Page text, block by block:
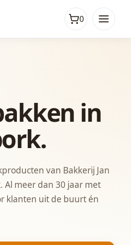
0
in
van Bakkerij Jan
Al meer dan 30 jaar met
klanten uit de buurt én